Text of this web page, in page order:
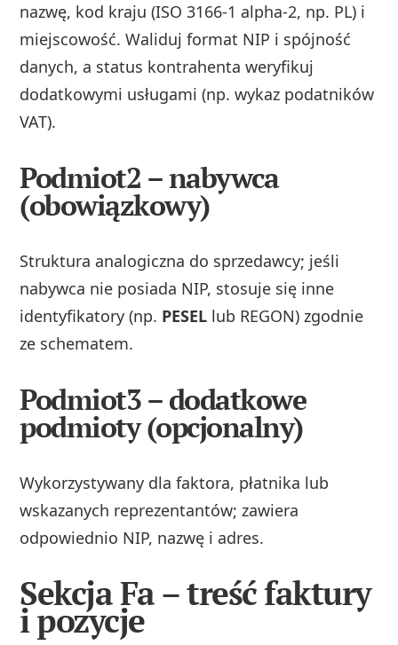
nazwę, kod kraju (ISO 3166-1 alpha-2, np. PL) i
miejscowość. Waliduj format NIP i spójność
danych, a status kontrahenta weryfikuj
dodatkowymi usługami (np. wykaz podatników
VAT).
Podmiot2 – nabywca
(obowiązkowy)
Struktura analogiczna do sprzedawcy; jeśli
nabywca nie posiada NIP, stosuje się inne
identyfikatory (np. PESEL lub REGON) zgodnie
ze schematem.
Podmiot3 – dodatkowe
podmioty (opcjonalny)
Wykorzystywany dla faktora, płatnika lub
wskazanych reprezentantów; zawiera
odpowiednio NIP, nazwę i adres.
Sekcja Fa – treść faktury
i pozycje